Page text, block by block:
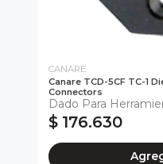
CANARE
Canare TCD-5CF TC-1
Connectors
Dado Para
$ 176.630